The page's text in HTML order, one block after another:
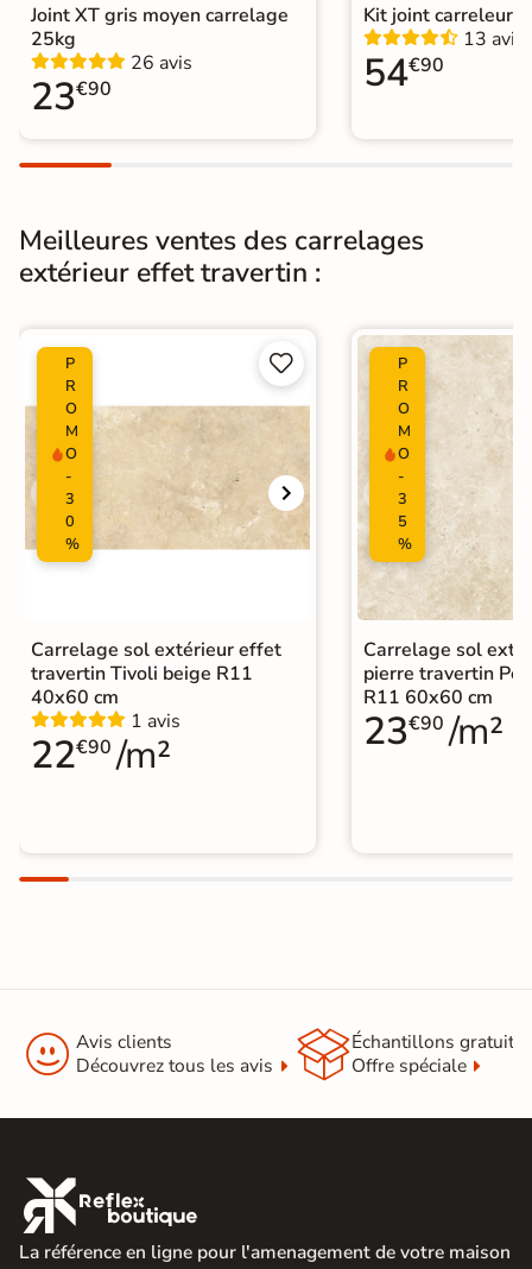
Support Chape Ancien carrelage
Normes
Carrelage terrasse effet pierre
naturelle
Carrelage 90x90 cm|
Carrelage intérieur / extérieur
identique
|Carrelage extérieur grand format
Joint XT gris moyen carrelage
25kg
26 avis
23€90
Kit joint carreleur
13 avis
54€90
Meilleures ventes des carrelages
extérieur effet travertin :
P
R
O
M
O
-
3
0
%


Carrelage sol extérieur effet
travertin Tivoli beige R11
40x60 cm
1 avis
22€90 /m²
P
R
O
M
O
-
3
5
%
Carrelage sol
pierre travertin
R11 60x60 cm
23€90 /m²
 Avis clients
Découvrez tous les avis
Échantillons gratuit
Offre spéciale

La référence en ligne pour l'amenagement de votre maison